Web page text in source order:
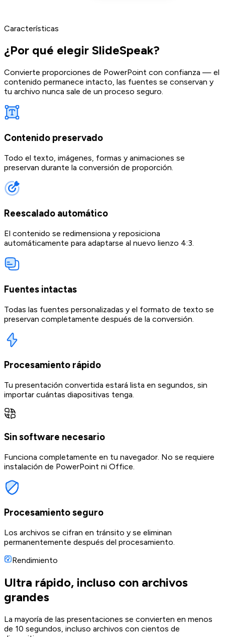
Características
¿Por qué elegir SlideSpeak?
Convierte proporciones de PowerPoint con confianza — el
contenido permanece intacto, las fuentes se conservan y
tu archivo nunca sale de un proceso seguro.
Contenido preservado
Todo el texto, imágenes, formas y animaciones se
preservan durante la conversión de proporción.
Reescalado automático
El contenido se redimensiona y reposiciona
automáticamente para adaptarse al nuevo lienzo 4:3.
Fuentes intactas
Todas las fuentes personalizadas y el formato de texto se
preservan completamente después de la conversión.
Procesamiento rápido
Tu presentación convertida estará lista en segundos, sin
importar cuántas diapositivas tenga.
Sin software necesario
Funciona completamente en tu navegador. No se requiere
instalación de PowerPoint ni Office.
Procesamiento seguro
Los archivos se cifran en tránsito y se eliminan
permanentemente después del procesamiento.
Rendimiento
Ultra rápido, incluso con archivos
grandes
La mayoría de las presentaciones se convierten en menos
de 10 segundos, incluso archivos con cientos de